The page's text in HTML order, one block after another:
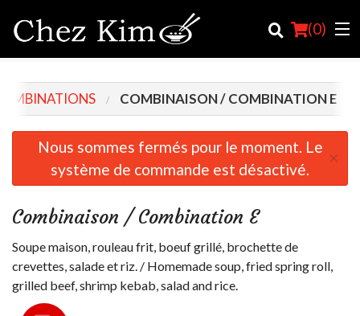
(0)
Commander en ligne
Emplacement
Connection
COMBINAISON / COMBINATION E
Nous sommes fermés pour le moment. Le
système de commande est désactivé.
×
Combinaison / Combination E
Soupe maison, rouleau frit, boeuf grillé, brochette de
crevettes, salade et riz. / Homemade soup, fried spring roll,
grilled beef, shrimp kebab, salad and rice.